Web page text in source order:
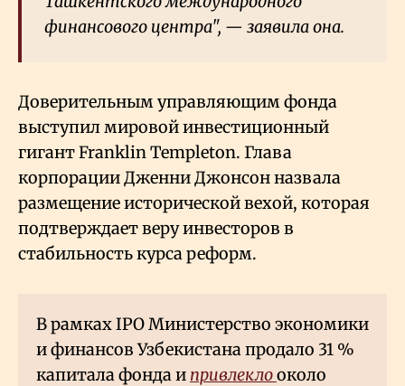
финансового центра", — заявила она.
Доверительным управляющим фонда
выступил мировой инвестиционный
гигант Franklin Templeton. Глава
корпорации Дженни Джонсон назвала
размещение исторической вехой, которая
подтверждает веру инвесторов в
стабильность курса реформ.
В рамках IPO Министерство экономики
и финансов Узбекистана продало 31 %
капитала фонда и привлеклооколо